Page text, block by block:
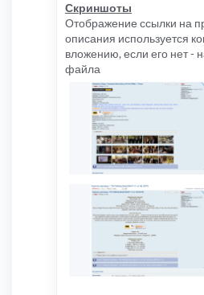
Скриншоты
Отображение ссылки на
описания используется
вложению, если его нет -
файла